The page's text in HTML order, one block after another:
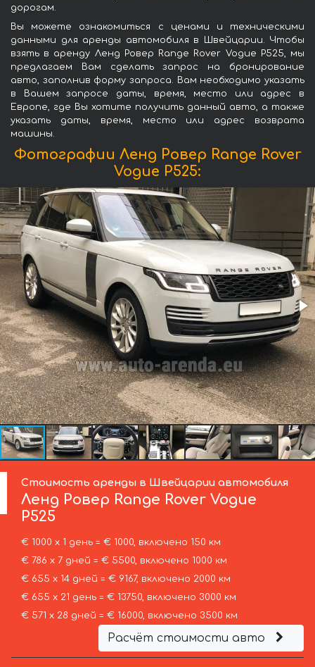
дорогам.
Вы можете ознакомиться с ценами и техническими
данными для аренды автомобиля в Швейцарии. Чтобы
взять в аренду Ленд Ровер Range Rover Vogue P525, мы
предлагаем Вам сделать запрос на бронирование
авто, заполнив форму запроса. Вам необходимо указать
в Вашем запросе даты, время, место или адрес в
Европе, где Вы хотите получить данный авто, а также
указать даты, время, место или адрес возврата
машины.
Фотографии Ленд Ровер Range Rover
Vogue P525:
Стоимость аренды в Швейцарии автомобиля
Ленд Ровер Range Rover Vogue
P525
€ 1000 х 1 день = € 1000, включено 150 км
€ 786 х 7 дней = € 5500, включено 1000 км
€ 655 х 14 дней = € 9167, включено 2000 км
€ 655 х 21 день = € 13750, включено 3000 км
€ 571 х 28 дней = € 16000, включено 3500 км
Расчёт стоимости авто